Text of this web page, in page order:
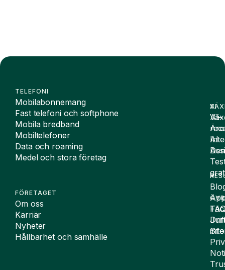
TELEFONI
Mobilabonnemang
Fast telefoni och softphone
Mobila bredband
Mobiltelefoner
Data och roaming
Medel och stora företag
FÖRETAGET
Om oss
Karriär
Nyheter
Hållbarhet och samhälle
AI
AI-
AI